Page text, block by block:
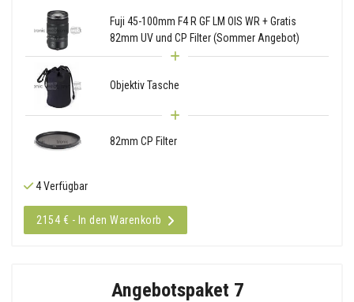
Fuji 45-100mm F4 R GF LM OIS WR + Gratis
82mm UV und CP Filter (Sommer Angebot)
Objektiv Tasche
82mm CP Filter
4 Verfügbar
2154 € - In den Warenkorb
Angebotspaket 7